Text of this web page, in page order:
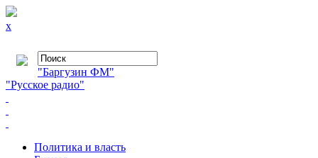
x
"Баргузин ФМ"
"Русское радио"
Политика и власть